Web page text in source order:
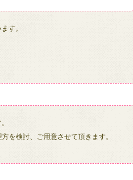
す。
を検討、ご用意させて頂きます。